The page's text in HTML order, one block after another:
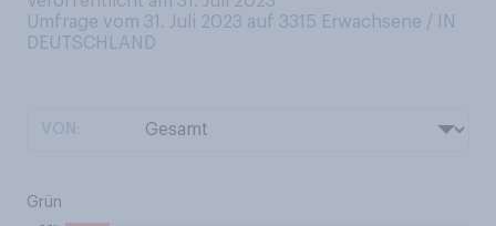
Umfrage vom 31. Juli 2023 auf 3315 Erwachsene / IN
DEUTSCHLAND
Grün